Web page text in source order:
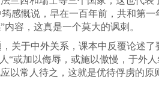
感慨说，早在一百年前，共和第
容，这真是一个莫大的讽刺。
关于中外关系，课本中反覆论述
“或加以侮辱，或施以傲慢，于外
以常人待之，这就是优待俘虏的